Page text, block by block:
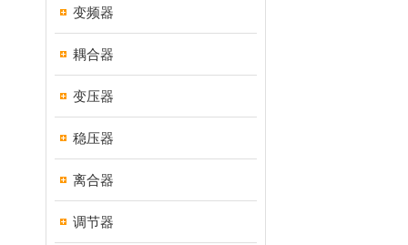
变频器
耦合器
变压器
稳压器
离合器
调节器